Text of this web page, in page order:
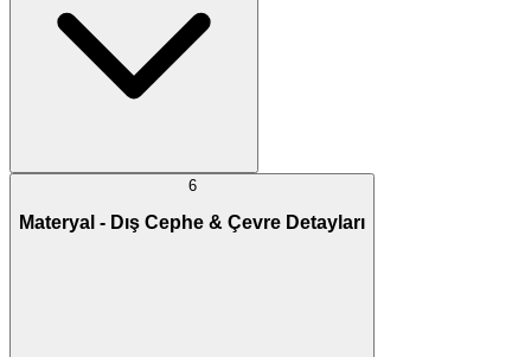
6
Materyal - Dış Cephe & Çevre Detayları